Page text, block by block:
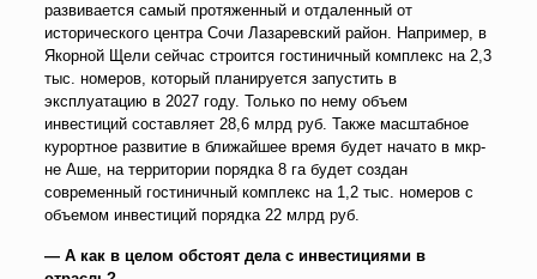
развивается самый протяженный и отдаленный от
исторического центра Сочи Лазаревский район. Например, в
Якорной Щели сейчас строится гостиничный комплекс на 2,3
тыс. номеров, который планируется запустить в
эксплуатацию в 2027 году. Только по нему объем
инвестиций составляет 28,6 млрд руб. Также масштабное
курортное развитие в ближайшее время будет начато в мкр-
не Аше, на территории порядка 8 га будет создан
современный гостиничный комплекс на 1,2 тыс. номеров с
объемом инвестиций порядка 22 млрд руб.
— А как в целом обстоят дела с инвестициями в